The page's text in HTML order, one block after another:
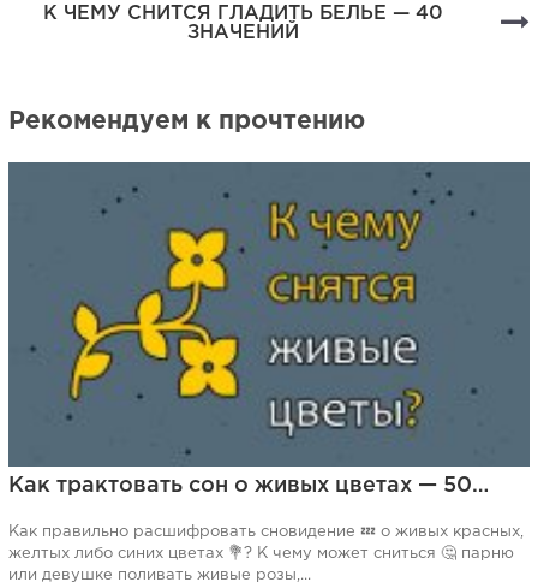
К ЧЕМУ СНИТСЯ ГЛАДИТЬ БЕЛЬЕ — 40
ЗНАЧЕНИЙ
Рекомендуем к прочтению
Как трактовать сон о живых цветах — 50…
Как правильно расшифровать сновидение 💤 о живых красных,
желтых либо синих цветах 💐? К чему может сниться 🤔 парню
или девушке поливать живые розы,...